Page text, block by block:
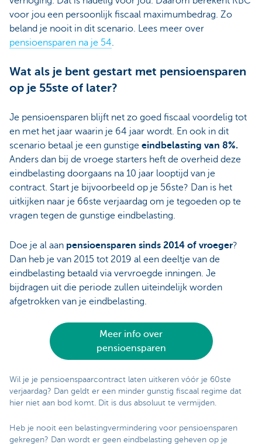
voor jou een persoonlijk fiscaal maximumbedrag. Zo
beland je nooit in dit scenario. Lees meer over
pensioensparen na je 54.
Wat als je bent gestart met pensioensparen
op je 55ste of later?
Je pensioensparen blijft net zo goed fiscaal voordelig tot
en met het jaar waarin je 64 jaar wordt. En ook in dit
scenario betaal je een gunstige eindbelasting van 8%.
Anders dan bij de vroege starters heft de overheid deze
eindbelasting doorgaans na 10 jaar looptijd van je
contract. Start je bijvoorbeeld op je 56ste? Dan is het
uitkijken naar je 66ste verjaardag om je tegoeden op te
vragen tegen de gunstige eindbelasting.
Doe je al aan pensioensparen sinds 2014 of vroeger?
Dan heb je van 2015 tot 2019 al een deeltje van de
eindbelasting betaald via vervroegde inningen. Je
bijdragen uit die periode zullen uiteindelijk worden
afgetrokken van je eindbelasting.
Meer info over
pensioensparen
Wil je je pensioenspaarcontract laten uitkeren vóór je 60ste
verjaardag? Dan geldt er een minder gunstig fiscaal regime dat
hier niet aan bod komt. Dit is dus absoluut te vermijden.
Heb je nooit een belastingvermindering voor pensioensparen
gekregen? Dan wordt er geen eindbelasting geheven op je